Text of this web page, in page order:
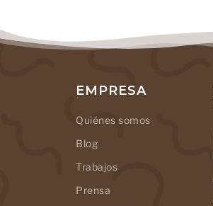
EMPRESA
Quiénes somos
Blog
Trabajos
Prensa